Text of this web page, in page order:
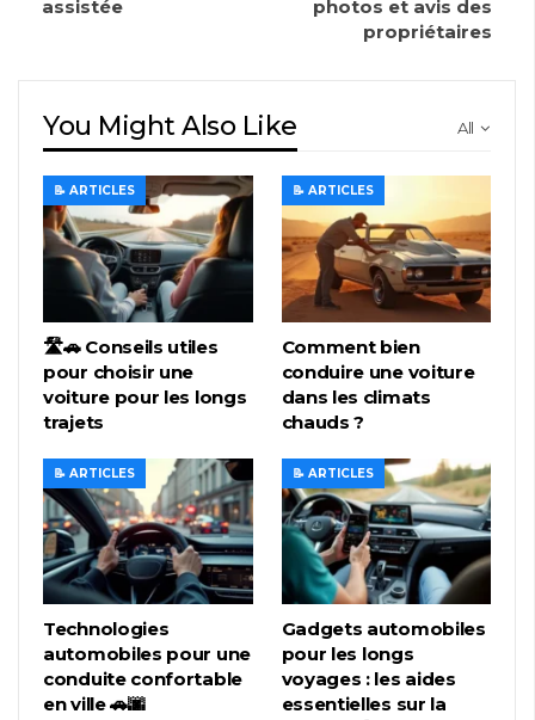
assistée
photos et avis des
propriétaires
All
You Might Also Like
📝 ARTICLES
🛣️🚗 Conseils utiles
pour choisir une
voiture pour les longs
trajets
📝 ARTICLES
Comment bien
conduire une voiture
dans les climats
chauds ?
📝 ARTICLES
Technologies
automobiles pour une
conduite confortable
en ville 🚗🌆
📝 ARTICLES
Gadgets automobiles
pour les longs
voyages : les aides
essentielles sur la